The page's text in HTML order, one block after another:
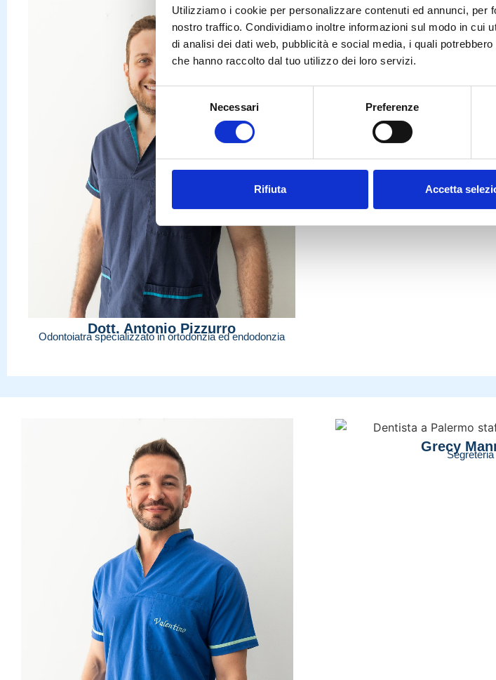
Utilizziamo i cookie per personalizzare contenuti ed annunci, per
nostro traffico. Condividiamo inoltre informazioni sul modo in cui
di analisi dei dati web, pubblicità e social media, i quali
che hanno raccolto dal tuo utilizzo dei loro servizi.
Selezione
del
consenso
Necessari Preferenze
Rifiuta Accetta
Dott. Antonio Pizzurro
Odontoiatra specializzato in ortodonzia ed endodonzia
Dott. Michele
medicina
Grecy
Segreteria